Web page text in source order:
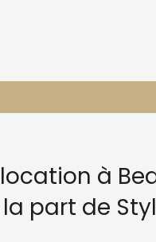
à
part de